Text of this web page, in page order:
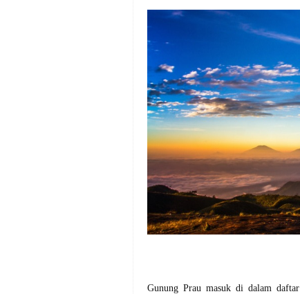
Gunung Prau masuk di dalam daftar